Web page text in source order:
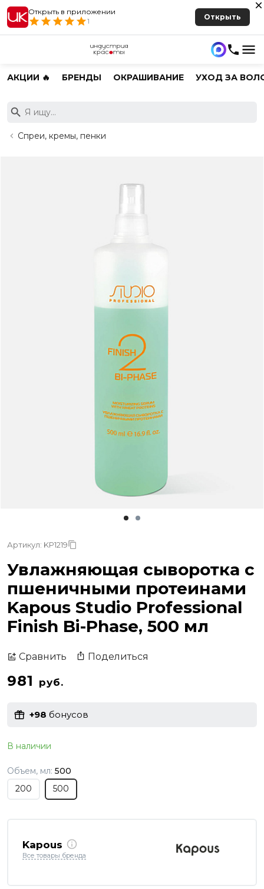
Открыть в приложении
1
Открыть
АКЦИИ 🔥 БРЕНДЫ ОКРАШИВАНИЕ УХОД ЗА
Спреи, кремы, пенки
Артикул: KP1219
Увлажняющая сыворотка с
пшеничными протеинами
Kapous Studio Professional
Finish Bi-Phase, 500 мл
Сравнить Поделиться
981 руб.
+98 бонусов
В наличии
Объем, мл: 500
200
500
Kapous
Все товары бренда